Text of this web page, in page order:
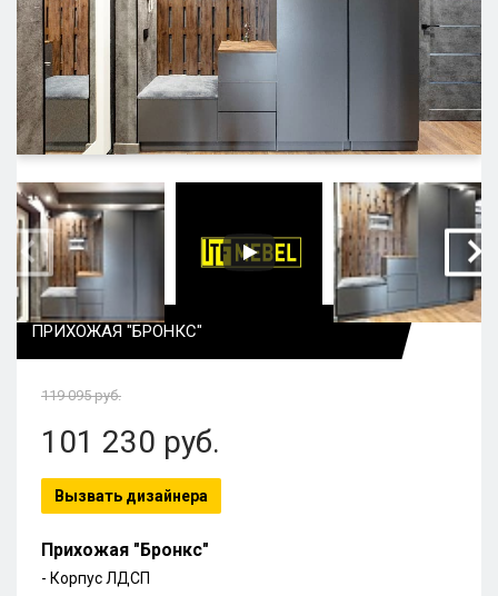
ПРИХОЖАЯ "БРОНКС"
119 095руб.
101 230 руб.
Вызвать дизайнера
Прихожая "Бронкс"
- Корпус ЛДСП